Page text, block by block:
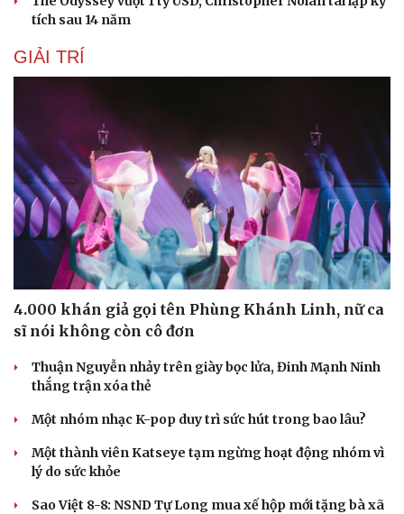
tích sau 14 năm
GIẢI TRÍ
4.000 khán giả gọi tên Phùng Khánh Linh, nữ ca
sĩ nói không còn cô đơn
Thuận Nguyễn nhảy trên giày bọc lửa, Đinh Mạnh Ninh
thắng trận xóa thẻ
Một nhóm nhạc K-pop duy trì sức hút trong bao lâu?
Một thành viên Katseye tạm ngừng hoạt động nhóm vì
lý do sức khỏe
Sao Việt 8-8: NSND Tự Long mua xế hộp mới tặng bà xã